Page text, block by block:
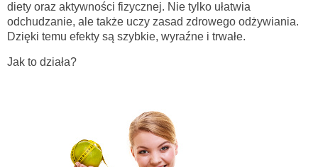
diety oraz aktywności fizycznej. Nie tylko ułatwia
odchudzanie, ale także uczy zasad zdrowego odżywiania.
Dzięki temu efekty są szybkie, wyraźne i trwałe.
Jak to działa?